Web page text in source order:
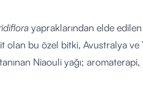
yapraklarından elde
olan bu özel bitki, Avustralya
Niaouli yağı;